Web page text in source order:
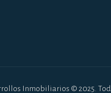
Inmobiliarios © 2025.